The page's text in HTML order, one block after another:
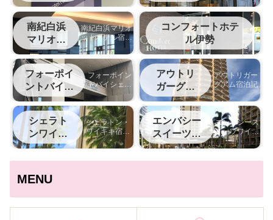
ザ松山
南紀白浜
マリオッ
ト
南紀白浜マリオ
ットホテル宿泊
記
コンフォートホテ
ル伊勢
フォーポイ
ントバイシ
ェラトン中
部国際空港
フォーポイン
トバイシェラ
トン名古屋中
部国際空港宿
泊記
アウトリ
ガーグア
ム
アウトリガー
グアム宿泊記
シェラト
ンワイキ
キ
シェラトン・
ワイキキ宿泊
記
エンバシー
スイーツワ
イキキ
エンバシース
イーツワイキ
キ宿泊記
MENU